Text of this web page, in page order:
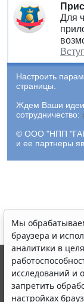
Для
Настроить
страницы.
Ждем Ваши идеи
сотрудничество:
© ООО "НПП
и ее партнеры
Мы
браузера и
аналитики в
исследований и
запретить
настройках
© ООО "НПП
выпускается с
являются